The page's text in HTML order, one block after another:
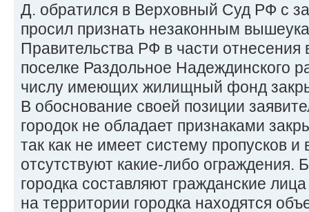
Д. обратился в Верховный Суд РФ с
просил признать незаконным
Правительства РФ в части отнесения
поселке Раздольное Надеждинского
числу имеющих жилищный фонд
В обоснование своей позиции
городок не обладает признаками
так как не имеет систему пропусков и
отсутствуют какие-либо ограждения.
городка составляют гражданские
на территории городка находятся